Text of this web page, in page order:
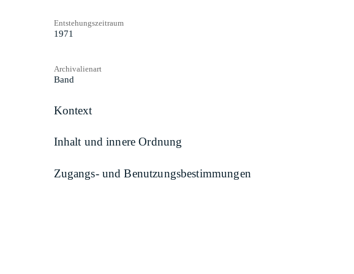
Entstehungszeitraum
1971
Archivalienart
Band
Kontext
Inhalt und innere Ordnung
Zugangs- und Benutzungsbestimmungen